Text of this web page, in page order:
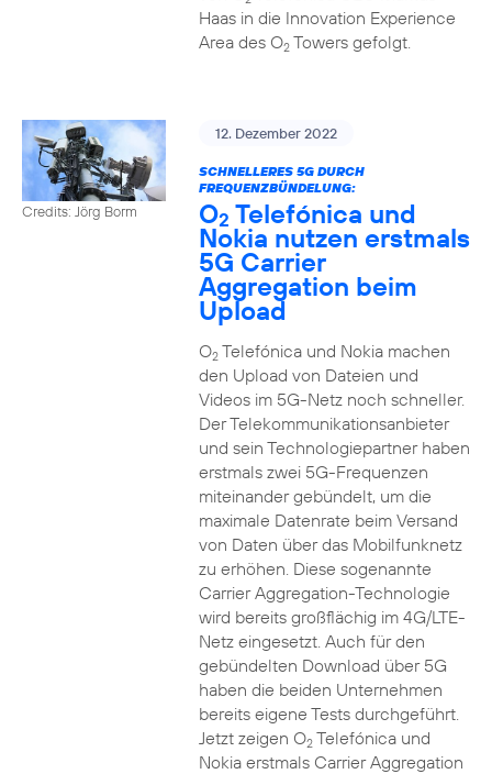
Haas in die Innovation Experience
Area des O2Towers gefolgt.
Credits: Jörg Borm
12. Dezember 2022
SCHNELLERES 5G DURCH
FREQUENZBÜNDELUNG:
O2 Telefónica und
Nokia nutzen erstmals
5G Carrier
Aggregation beim
Upload
O2Telefónica und Nokia machen
den Upload von Dateien und
Videos im 5G-Netz noch schneller.
Der Telekommunikationsanbieter
und sein Technologiepartner haben
erstmals zwei 5G-Frequenzen
miteinander gebündelt, um die
maximale Datenrate beim Versand
von Daten über das Mobilfunknetz
zu erhöhen. Diese sogenannte
Carrier Aggregation-Technologie
wird bereits großflächig im 4G/LTE-
Netz eingesetzt. Auch für den
gebündelten Download über 5G
haben die beiden Unternehmen
bereits eigene Tests durchgeführt.
Jetzt zeigen O2Telefónica und
Nokia erstmals Carrier Aggregation